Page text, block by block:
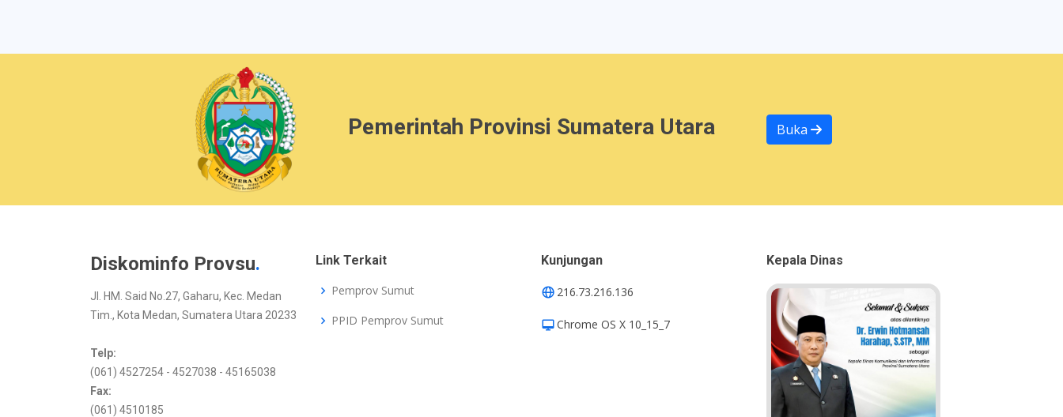
Pemerintah Provinsi Sumatera Utara Buka
Diskominfo Provsu.
Jl. HM. Said No.27, Gaharu, Kec. Medan
Tim., Kota Medan, Sumatera Utara 20233
Telp:
(061) 4527254 - 4527038 - 45165038
Fax:
(061) 4510185
Link Terkait
Pemprov Sumut
PPID Pemprov Sumut
Kunjungan
216.73.216.136
Chrome OS X 10_15_7
Kepala Dinas